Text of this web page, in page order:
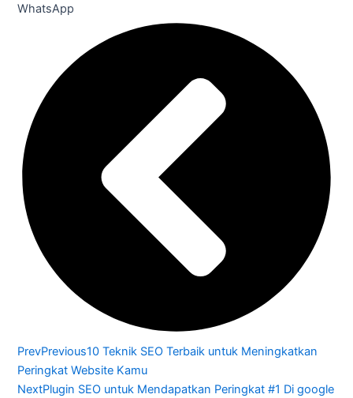
WhatsApp
PrevPrevious10 Teknik SEO Terbaik untuk Meningkatkan
Peringkat Website Kamu
NextPlugin SEO untuk Mendapatkan Peringkat #1 Di google